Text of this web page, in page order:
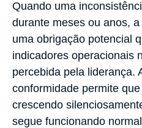
Quando uma
durante meses ou anos,
uma obrigação potencial
indicadores operacionais
percebida pela liderança.
conformidade permite
crescendo
segue funcionando